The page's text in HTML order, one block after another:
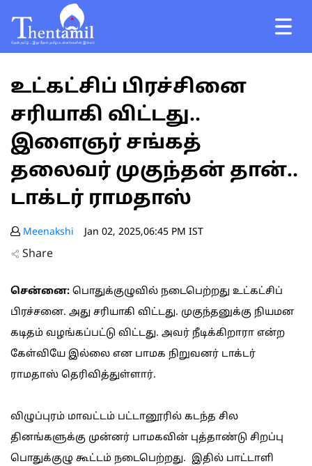
உட்கட்சிப் பிரச்சினை
சரியாகி விட்டது..
இளைஞர் சங்கத்
தலைவர் முகுந்தன் தான்..
டாக்டர் ராமதாஸ்
Meenakshi Jan 02, 2025,06:45 PM IST
Share
சென்னை: பொதுக்குழுவில் நடைபெற்றது உட்கட்சிப்
பிரச்சனை. அது சரியாகி விட்டது. முகுந்தனுக்கு நியமன
கடிதம் வழங்கப்பட்டு விட்டது. அவர் நீடிக்கிறாரா என்ற
கேள்வியே இல்லை என பாமக நிறுவனர் டாக்டர்
ராமதாஸ் தெரிவித்துள்ளார்.
விழுப்புரம் மாவட்டம் பட்டானூரில் கடந்த சில
தினங்களுக்கு முன்னர் பாமகவின் புத்தாண்டு சிறப்பு
பொதுக்குழு கூட்டம் நடைபெற்றது. இதில் பாட்டாளி